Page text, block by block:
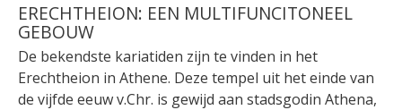
ERECHTHEION: EEN MULTIFUNCITONEEL
GEBOUW
De bekendste kariatiden zijn te vinden in het
Erechtheion in Athene. Deze tempel uit het einde van
de vijfde eeuw v.Chr. is gewijd aan stadsgodin Athena,